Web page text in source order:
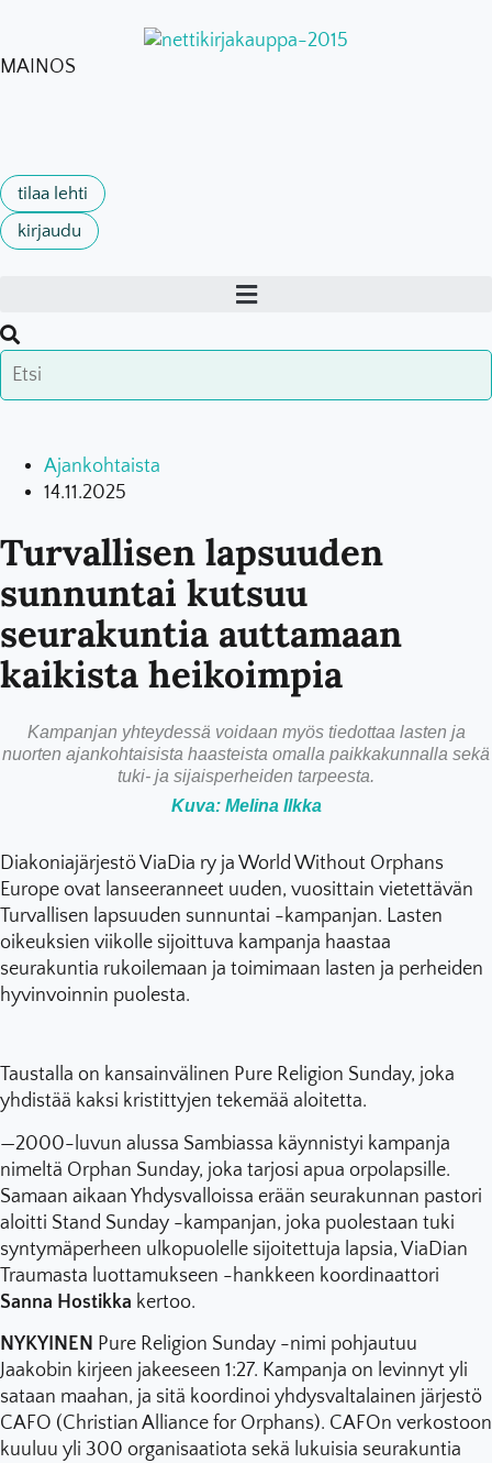
MAINOS
tilaa lehti
kirjaudu
Ajankohtaista
14.11.2025
Turvallisen lapsuuden
sunnuntai kutsuu
seurakuntia auttamaan
kaikista heikoimpia
Kampanjan yhteydessä voidaan myös tiedottaa lasten ja
nuorten ajankohtaisista haasteista omalla paikkakunnalla sekä
tuki- ja sijaisperheiden tarpeesta.
Kuva: Melina Ilkka
Diakoniajärjestö ViaDia ry ja World Without Orphans
Europe ovat lanseeranneet uuden, vuosittain vietettävän
Turvallisen lapsuuden sunnuntai -kampanjan. Lasten
oikeuksien viikolle sijoittuva kampanja haastaa
seurakuntia rukoilemaan ja toimimaan lasten ja perheiden
hyvinvoinnin puolesta.
Taustalla on kansainvälinen Pure Religion Sunday, joka
yhdistää kaksi kristittyjen tekemää aloitetta.
—2000-luvun alussa Sambiassa käynnistyi kampanja
nimeltä Orphan Sunday, joka tarjosi apua orpolapsille.
Samaan aikaan Yhdysvalloissa erään seurakunnan pastori
aloitti Stand Sunday -kampanjan, joka puolestaan tuki
syntymäperheen ulkopuolelle sijoitettuja lapsia, ViaDian
Traumasta luottamukseen -hankkeen koordinaattori
Sanna Hostikka kertoo.
NYKYINEN Pure Religion Sunday -nimi pohjautuu
Jaakobin kirjeen jakeeseen 1:27. Kampanja on levinnyt yli
sataan maahan, ja sitä koordinoi yhdysvaltalainen järjestö
CAFO (Christian Alliance for Orphans). CAFOn verkostoon
kuuluu yli 300 organisaatiota sekä lukuisia seurakuntia